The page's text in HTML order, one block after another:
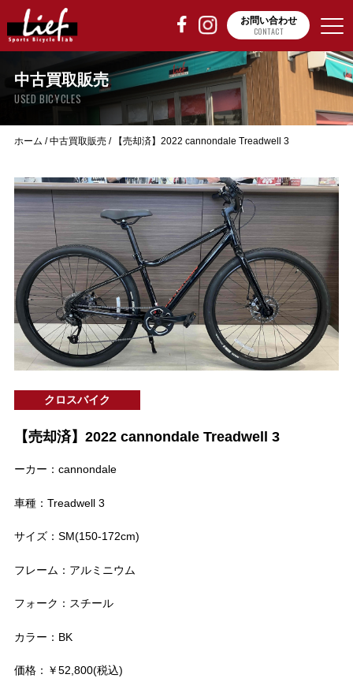
お問い合わせ
CONTACT
中古買取販売
USED BICYCLES
ホーム /中古買取販売/ 【売却済】2022 cannondale Treadwell 3
クロスバイク
【売却済】2022 cannondale Treadwell 3
ーカー：cannondale
車種：Treadwell 3
サイズ：SM(150-172cm)
フレーム：アルミニウム
フォーク：スチール
カラー：BK
価格：￥52,800(税込)